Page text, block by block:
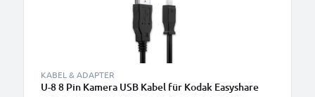
KABEL & ADAPTER
U-8 8 Pin Kamera USB Kabel für Kodak Easyshare